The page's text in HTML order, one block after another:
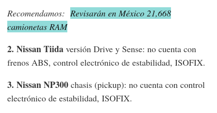
Recomendamos: Revisarán en México 21,668
camionetas RAM
2. Nissan Tiida versión Drive y Sense: no cuenta con
frenos ABS, control electrónico de estabilidad, ISOFIX.
3. Nissan NP300 chasis (pickup): no cuenta con control
electrónico de estabilidad, ISOFIX.